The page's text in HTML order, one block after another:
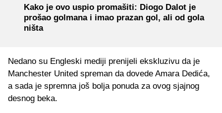
Kako je ovo uspio promašiti: Diogo Dalot je
prošao golmana i imao prazan gol, ali od gola
ništa
Nedano su Engleski mediji prenijeli ekskluzivu da je
Manchester United spreman da dovede Amara Dedića,
a sada je spremna još bolja ponuda za ovog sjajnog
desnog beka.